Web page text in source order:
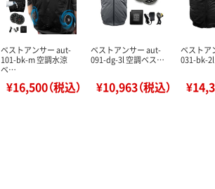
ベストアンサー aut-
101-bk-m 空調水涼
ベ…
¥16,500（税込）
ベストアンサー aut-
091-dg-3l 空調ベス…
¥10,963（税込）
ベストア
031-bk-